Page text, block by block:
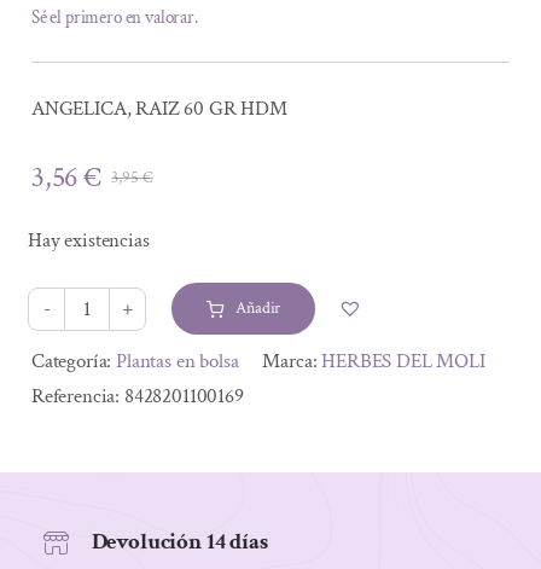
Sé el primero en valorar.
ANGELICA, RAIZ 60 GR HDM
3,95€El
era:
3,95 €.
3,56€
El
es:
3,56 €.
Hay existencias
ANGELICA,
RAIZ
60
Añadir
Alternative:
Categoría:Plantas en bolsa Marca:HERBES DEL MOLI
Referencia: 8428201100169
Devolución 14 días